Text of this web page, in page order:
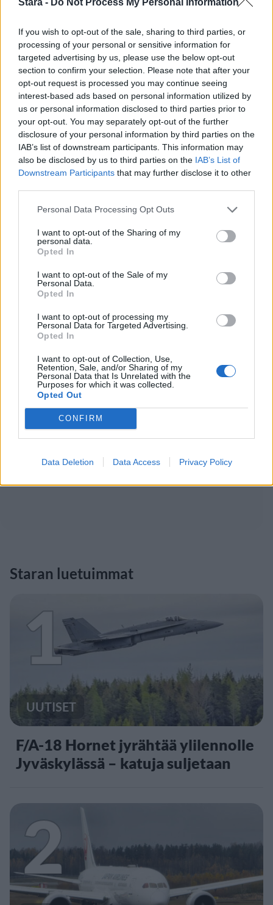
If you wish to opt-out of the sale, sharing to third parties, or
processing of your personal or sensitive information for
targeted advertising by us, please use the below opt-out
section to confirm your selection. Please note that after your
opt-out request is processed you may continue seeing
interest-based ads based on personal information utilized by
us or personal information disclosed to third parties prior to
your opt-out. You may separately opt-out of the further
disclosure of your personal information by third parties on the
IAB’s list of downstream participants. This information may
also be disclosed by us to third parties on the IAB’s List of
Downstream Participants that may further disclose it to other
Personal Data Processing Opt Outs
I want to opt-out of the Sharing of my
personal data.
Opted In
I want to opt-out of the Sale of my
Personal Data.
Opted In
I want to opt-out of processing my
Personal Data for Targeted Advertising.
Opted In
I want to opt-out of Collection, Use,
Retention, Sale, and/or Sharing of my
Personal Data that Is Unrelated with the
Purposes for which it was collected.
Opted Out
CONFIRM
Data Deletion Data Access Privacy Policy
laatikon. Voit myös lukea lisää tähän artikkeliin
liittyvistä teemoista ja aiheista, kutenF-35
Lightning,ilmavoimattai laajemmin samasta
aihealueestaUutiset -osioistamme.
Ilmoita virheestä·Tietoa meistä·Toimitusperiaatteet
Staran luetuimmat
1
UUTISET
F/A-18 Hornet jyrähtää ylilennolle
Jyväskylässä – katuja suljetaan
2